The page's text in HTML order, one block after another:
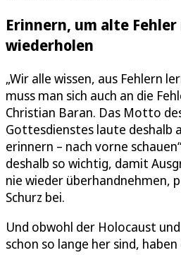
Erinnern, um alte
wiederholen
„Wir alle wissen, aus Fehlern
muss man sich auch an die
Christian Baran. Das Motto
Gottesdienstes laute deshalb
erinnern – nach vorne
deshalb so wichtig, damit
nie wieder überhandnehmen,
Schurz bei.
Und obwohl der Holocaust
schon so lange her sind,